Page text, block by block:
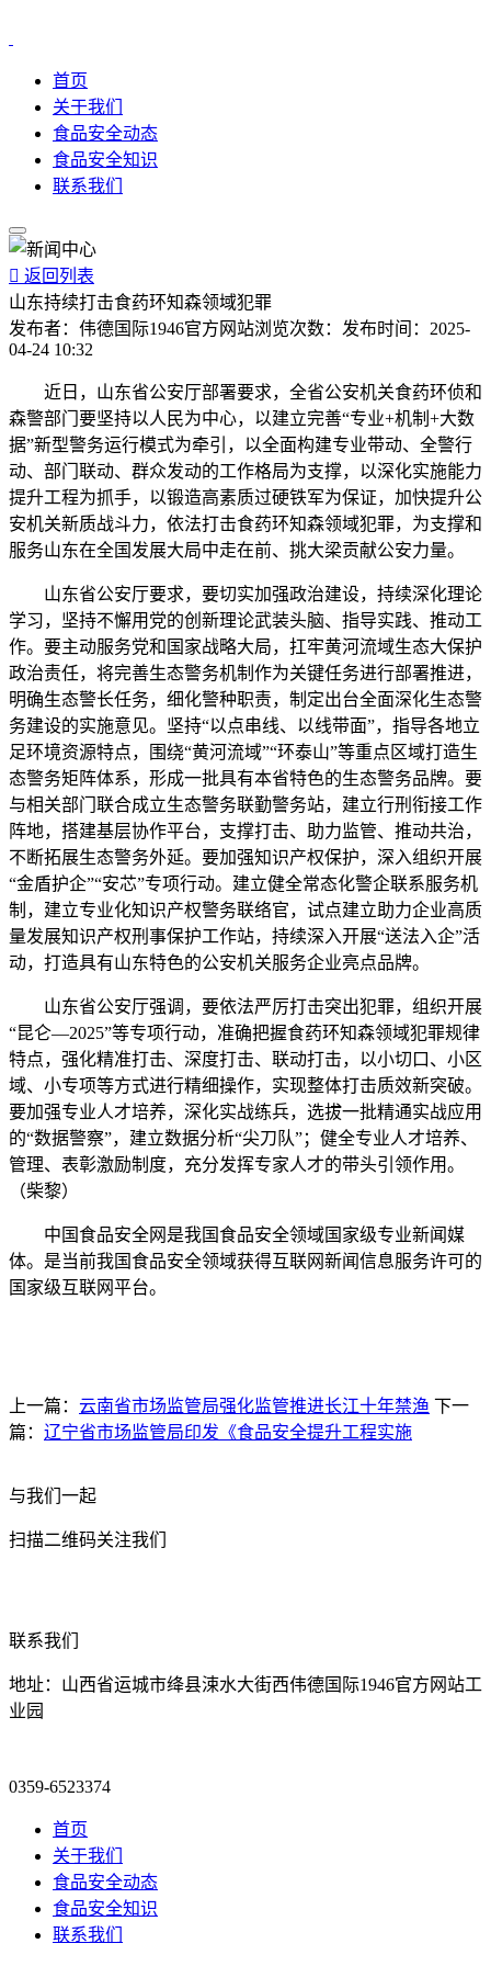
首页
关于我们
食品安全动态
食品安全知识
联系我们
 返回列表
山东持续打击食药环知森领域犯罪
发布者： 伟德国际1946官方网站浏览次数： 发布时间： 2025-
04-24 10:32
近日，山东省公安厅部署要求，全省公安机关食药环侦和
森警部门要坚持以人民为中心，以建立完善“专业+机制+大数
据”新型警务运行模式为牵引，以全面构建专业带动、全警行
动、部门联动、群众发动的工作格局为支撑，以深化实施能力
提升工程为抓手，以锻造高素质过硬铁军为保证，加快提升公
安机关新质战斗力，依法打击食药环知森领域犯罪，为支撑和
服务山东在全国发展大局中走在前、挑大梁贡献公安力量。
山东省公安厅要求，要切实加强政治建设，持续深化理论
学习，坚持不懈用党的创新理论武装头脑、指导实践、推动工
作。要主动服务党和国家战略大局，扛牢黄河流域生态大保护
政治责任，将完善生态警务机制作为关键任务进行部署推进，
明确生态警长任务，细化警种职责，制定出台全面深化生态警
务建设的实施意见。坚持“以点串线、以线带面”，指导各地立
足环境资源特点，围绕“黄河流域”“环泰山”等重点区域打造生
态警务矩阵体系，形成一批具有本省特色的生态警务品牌。要
与相关部门联合成立生态警务联勤警务站，建立行刑衔接工作
阵地，搭建基层协作平台，支撑打击、助力监管、推动共治，
不断拓展生态警务外延。要加强知识产权保护，深入组织开展
“金盾护企”“安芯”专项行动。建立健全常态化警企联系服务机
制，建立专业化知识产权警务联络官，试点建立助力企业高质
量发展知识产权刑事保护工作站，持续深入开展“送法入企”活
动，打造具有山东特色的公安机关服务企业亮点品牌。
山东省公安厅强调，要依法严厉打击突出犯罪，组织开展
“昆仑—2025”等专项行动，准确把握食药环知森领域犯罪规律
特点，强化精准打击、深度打击、联动打击，以小切口、小区
域、小专项等方式进行精细操作，实现整体打击质效新突破。
要加强专业人才培养，深化实战练兵，选拔一批精通实战应用
的“数据警察”，建立数据分析“尖刀队”；健全专业人才培养、
管理、表彰激励制度，充分发挥专家人才的带头引领作用。
（柴黎）
中国食品安全网是我国食品安全领域国家级专业新闻媒
体。是当前我国食品安全领域获得互联网新闻信息服务许可的
国家级互联网平台。
上一篇： 云南省市场监管局强化监管推进长江十年禁渔 下一
篇： 辽宁省市场监管局印发《食品安全提升工程实施
与我们一起
扫描二维码关注我们
联系我们
地址：山西省运城市绛县涑水大街西伟德国际1946官方网站工
业园
0359-6523374
首页
关于我们
食品安全动态
食品安全知识
联系我们